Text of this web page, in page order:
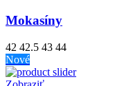
Mokasíny
42 42.5 43 44
Nové